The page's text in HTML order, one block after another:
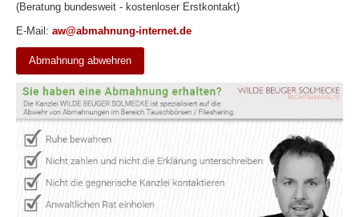
(Beratung bundesweit - kostenloser Erstkontakt)
E-Mail: aw@abmahnung-internet.de
Abmahnung abwehren